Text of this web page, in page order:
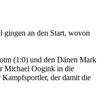
an den Start, wovon
(1:0) und den Dänen Mark
Michael Oogink in die
der damit die